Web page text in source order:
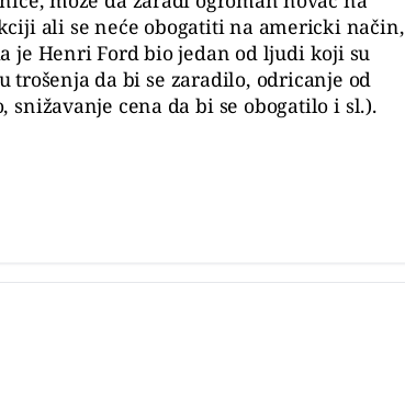
ali se neće obogatiti na americki način,
je Henri Ford bio jedan od ljudi koji su
da bi se zaradilo, odricanje od
snižavanje cena da bi se obogatilo i sl.).